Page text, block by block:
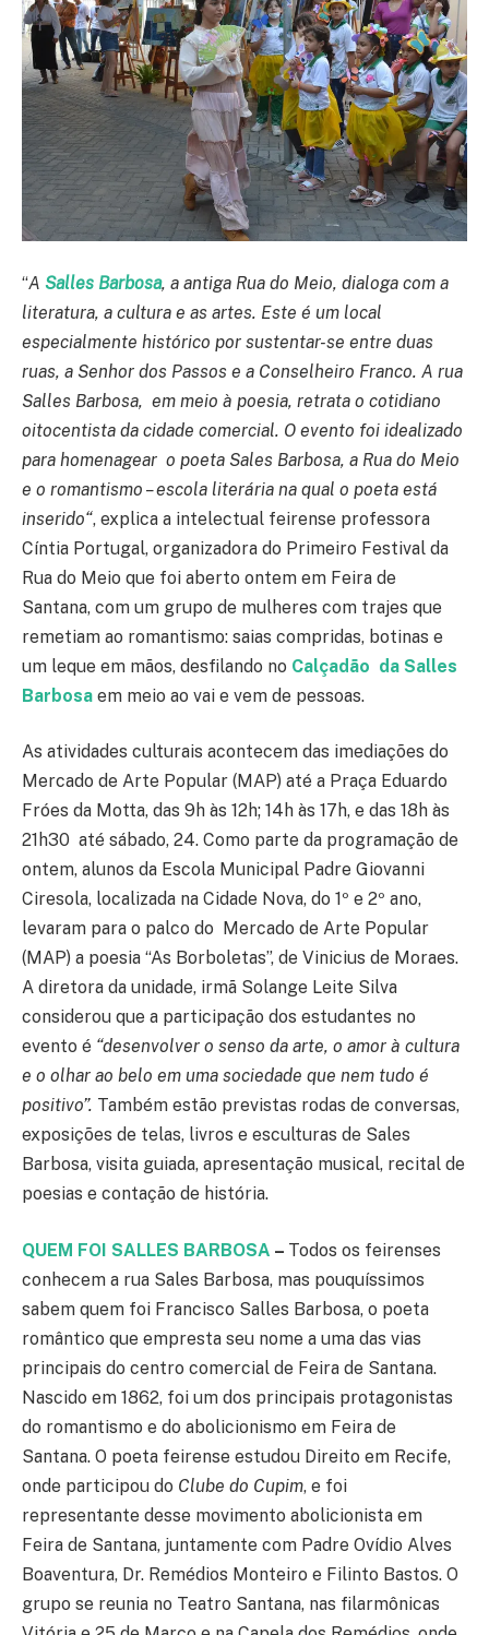
“A Salles Barbosa, a antiga Rua do Meio, dialoga com a
literatura, a cultura e as artes. Este é um local
especialmente histórico por sustentar-se entre duas
ruas, a Senhor dos Passos e a Conselheiro Franco. A rua
Salles Barbosa, em meio à poesia, retrata o cotidiano
oitocentista da cidade comercial. O evento foi idealizado
para homenagear o poeta Sales Barbosa, a Rua do Meio
e o romantismo – escola literária na qual o poeta está
inserido“, explica a intelectual feirense professora
Cíntia Portugal, organizadora do Primeiro Festival da
Rua do Meio que foi aberto ontem em Feira de
Santana, com um grupo de mulheres com trajes que
remetiam ao romantismo: saias compridas, botinas e
um leque em mãos, desfilando no Calçadão da Salles
Barbosa em meio ao vai e vem de pessoas.
As atividades culturais acontecem das imediações do
Mercado de Arte Popular (MAP) até a Praça Eduardo
Fróes da Motta, das 9h às 12h; 14h às 17h, e das 18h às
21h30 até sábado, 24. Como parte da programação de
ontem, alunos da Escola Municipal Padre Giovanni
Ciresola, localizada na Cidade Nova, do 1º e 2º ano,
levaram para o palco do Mercado de Arte Popular
(MAP) a poesia “As Borboletas”, de Vinicius de Moraes.
A diretora da unidade, irmã Solange Leite Silva
considerou que a participação dos estudantes no
evento é “desenvolver o senso da arte, o amor à cultura
e o olhar ao belo em uma sociedade que nem tudo é
positivo”. Também estão previstas rodas de conversas,
exposições de telas, livros e esculturas de Sales
Barbosa, visita guiada, apresentação musical, recital de
poesias e contação de história.
QUEM FOI SALLES BARBOSA – Todos os feirenses
conhecem a rua Sales Barbosa, mas pouquíssimos
sabem quem foi Francisco Salles Barbosa, o poeta
romântico que empresta seu nome a uma das vias
principais do centro comercial de Feira de Santana.
Nascido em 1862, foi um dos principais protagonistas
do romantismo e do abolicionismo em Feira de
Santana. O poeta feirense estudou Direito em Recife,
onde participou do Clube do Cupim, e foi
representante desse movimento abolicionista em
Feira de Santana, juntamente com Padre Ovídio Alves
Boaventura, Dr. Remédios Monteiro e Filinto Bastos. O
grupo se reunia no Teatro Santana, nas filarmônicas